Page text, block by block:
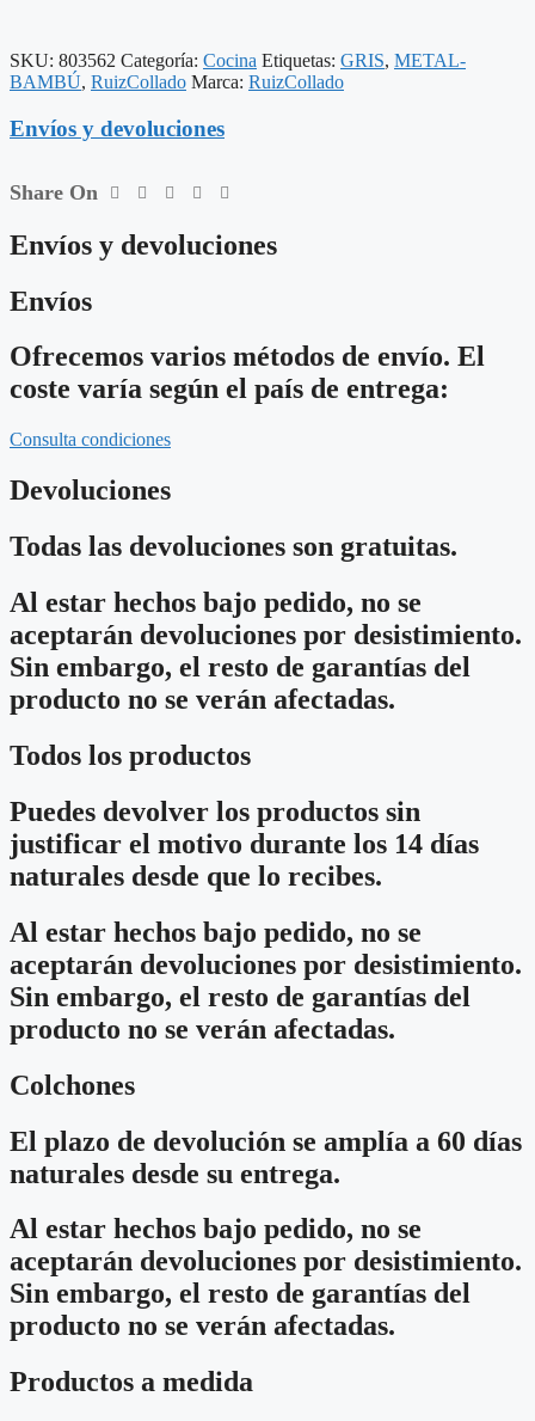
GRIS
17
21
CM
SKU: 803562 Categoría: Cocina Etiquetas: GRIS, METAL-
BAMBÚ, RuizCollado Marca: RuizCollado
Envíos y devoluciones
Share On
Envíos y devoluciones
Envíos
Ofrecemos varios métodos de envío. El
coste varía según el país de entrega:
Consulta condiciones
Devoluciones
Todas las devoluciones son gratuitas.
Al estar hechos bajo pedido, no se
aceptarán devoluciones por desistimiento.
Sin embargo, el resto de garantías del
producto no se verán afectadas.
Todos los productos
Puedes devolver los productos sin
justificar el motivo durante los 14 días
naturales desde que lo recibes.
Al estar hechos bajo pedido, no se
aceptarán devoluciones por desistimiento.
Sin embargo, el resto de garantías del
producto no se verán afectadas.
Colchones
El plazo de devolución se amplía a 60 días
naturales desde su entrega.
Al estar hechos bajo pedido, no se
aceptarán devoluciones por desistimiento.
Sin embargo, el resto de garantías del
producto no se verán afectadas.
Productos a medida